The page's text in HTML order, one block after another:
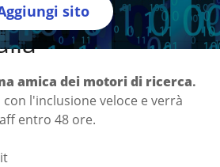
sito
amica dei motori di ricerca.
l'inclusione veloce e verrà
entro 48 ore.